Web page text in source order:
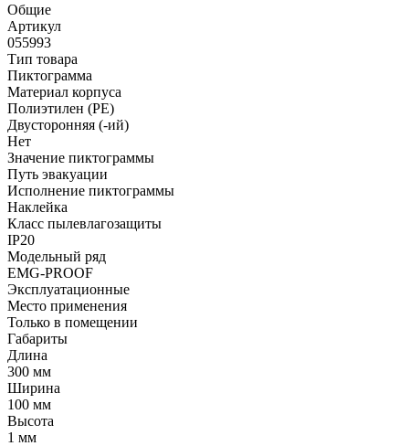
Общие
Артикул
055993
Тип товара
Пиктограмма
Материал корпуса
Полиэтилен (PE)
Двусторонняя (-ий)
Нет
Значение пиктограммы
Путь эвакуации
Исполнение пиктограммы
Наклейка
Класс пылевлагозащиты
IP20
Модельный ряд
EMG-PROOF
Эксплуатационные
Место применения
Только в помещении
Габариты
Длина
300 мм
Ширина
100 мм
Высота
1 мм